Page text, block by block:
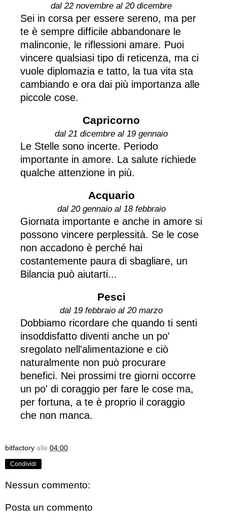
dal 22 novembre al 20 dicembre
Sei in corsa per essere sereno, ma per
te è sempre difficile abbandonare le
malinconie, le riflessioni amare. Puoi
vincere qualsiasi tipo di reticenza, ma ci
vuole diplomazia e tatto, la tua vita sta
cambiando e ora dai più importanza alle
piccole cose.
Capricorno
dal 21 dicembre al 19 gennaio
Le Stelle sono incerte. Periodo
importante in amore. La salute richiede
qualche attenzione in più.
Acquario
dal 20 gennaio al 18 febbraio
Giornata importante e anche in amore si
possono vincere perplessità. Se le cose
non accadono è perché hai
costantemente paura di sbagliare, un
Bilancia può aiutarti...
Pesci
dal 19 febbraio al 20 marzo
Dobbiamo ricordare che quando ti senti
insoddisfatto diventi anche un po'
sregolato nell'alimentazione e ciò
naturalmente non può procurare
benefici. Nei prossimi tre giorni occorre
un po' di coraggio per fare le cose ma,
per fortuna, a te è proprio il coraggio
che non manca.
bitfactory alle 04:00
Condividi
Nessun commento:
Posta un commento